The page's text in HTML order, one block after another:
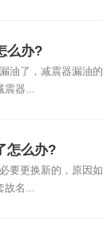
么办?
油了，减震器漏油的
器...
怎么办?
要更换新的，原因如
名...